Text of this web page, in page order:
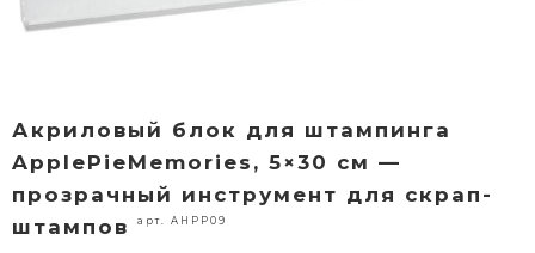
Акриловый блок для штампинга
ApplePieMemories, 5×30 см —
прозрачный инструмент для скрап-
штампов
арт. AHPP09